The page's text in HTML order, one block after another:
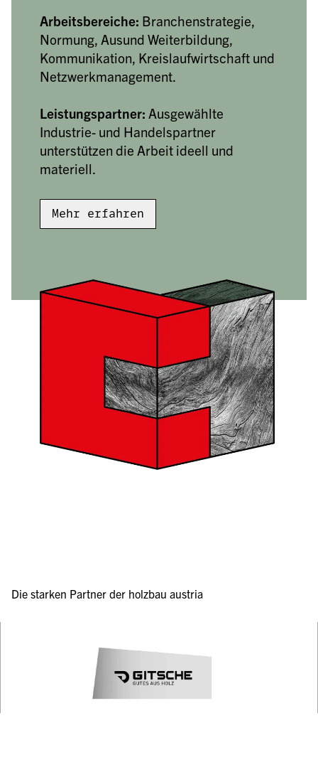
Arbeitsbereiche: Branchenstrategie,
Normung, Ausund Weiterbildung,
Kommunikation, Kreislaufwirtschaft und
Netzwerkmanagement.
Leistungspartner: Ausgewählte
Industrie- und Handelspartner
unterstützen die Arbeit ideell und
materiell.
Mehr erfahren
Die starken Partner der holzbau austria